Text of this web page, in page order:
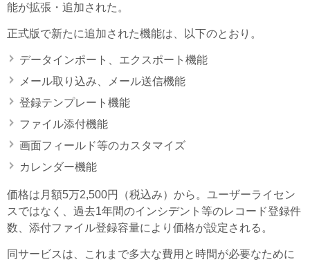
能が拡張・追加された。
正式版で新たに追加された機能は、以下のとおり。
データインポート、エクスポート機能
メール取り込み、メール送信機能
登録テンプレート機能
ファイル添付機能
画面フィールド等のカスタマイズ
カレンダー機能
価格は月額5万2,500円（税込み）から。ユーザーライセン
スではなく、過去1年間のインシデント等のレコード登録件
数、添付ファイル登録容量により価格が設定される。
同サービスは、これまで多大な費用と時間が必要なために